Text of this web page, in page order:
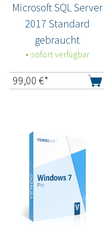
Microsoft SQL Server
2017 Standard
gebraucht
sofort verfügbar
99,00 €*